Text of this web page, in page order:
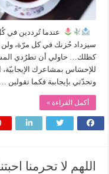
عندما تُرددين في
سيزداد حُزنك في كل مرّة، ولن
كظلك… حاولي أن تطرُدي
للإحسَاس بمشاعرك الإيجابيّة،
وتحدّثي بإيجاببة فكما تقولين …
أكمل القراءة »
اللهم لا تحرمنا